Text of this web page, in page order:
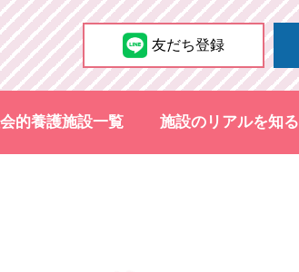
友だち登録
的養護施設一覧 施設のリアルを知る